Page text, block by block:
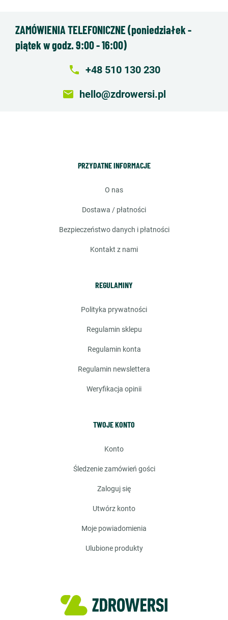
ZAMÓWIENIA TELEFONICZNE (poniedziałek -
piątek w godz. 9:00 - 16:00)
local_phone +48 510 130 230
email hello@zdrowersi.pl
PRZYDATNE INFORMACJE
o nas
dostawa / płatności
bezpieczeństwo danych i płatności
kontakt z nami
REGULAMINY
polityka prywatności
regulamin sklepu
regulamin konta
regulamin newslettera
weryfikacja opinii
TWOJE KONTO
konto
śledzenie zamówień gości
zaloguj się
utwórz konto
moje powiadomienia
ulubione produkty